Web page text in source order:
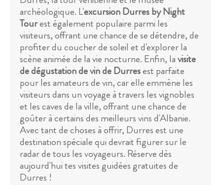
archéologique. L'excursion Durres by Night
Tourest également populaire parmi les
visiteurs, offrant une chance de se détendre, de
profiter du coucher de soleil et d'explorer la
scène animée de la vie nocturne. Enfin, lavisite
de dégustation de vin de Durresest parfaite
pour les amateurs de vin, car elle emmène les
visiteurs dans un voyage à travers les vignobles
et les caves de la ville, offrant une chance de
goûter à certains des meilleurs vins d'Albanie.
Avec tant de choses à offrir, Durres est une
destination spéciale qui devrait figurer sur le
radar de tous les voyageurs. Réserve dès
aujourd'hui tes visites guidées gratuites de
Durres !